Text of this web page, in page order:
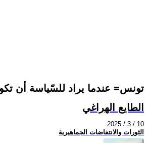
تونس= عندما يراد للسّياسة أن
الطايع الهراغي
2025 / 3 / 10
الثورات والانتفاضات الجماهيرية